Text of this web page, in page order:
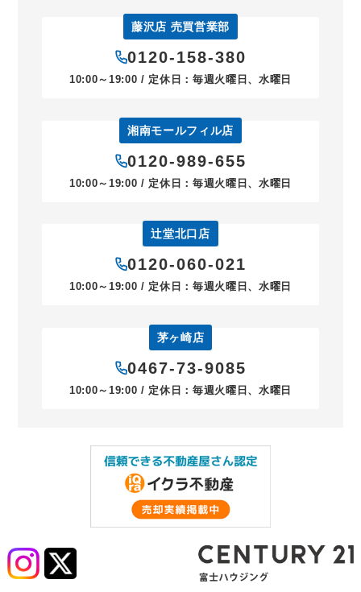
藤沢店 売買営業部
0120-158-380
10:00～19:00 / 定休日：毎週火曜日、水曜日
湘南モールフィル店
0120-989-655
10:00～19:00 / 定休日：毎週火曜日、水曜日
辻堂北口店
0120-060-021
10:00～19:00 / 定休日：毎週火曜日、水曜日
茅ヶ崎店
0467-73-9085
10:00～19:00 / 定休日：毎週火曜日、水曜日